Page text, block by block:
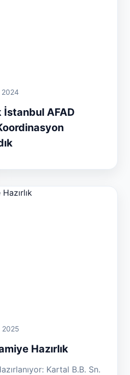
2024
İstanbul AFAD
2025
Hazırlık
Kartal B.B. Sn.